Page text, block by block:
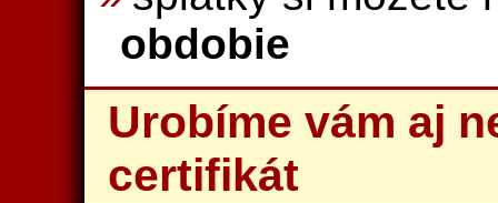
obdobie
Urobíme vám aj
certifikát